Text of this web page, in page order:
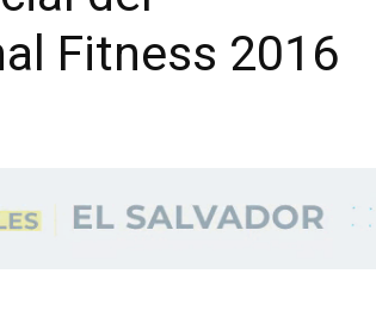
Fitness 2016